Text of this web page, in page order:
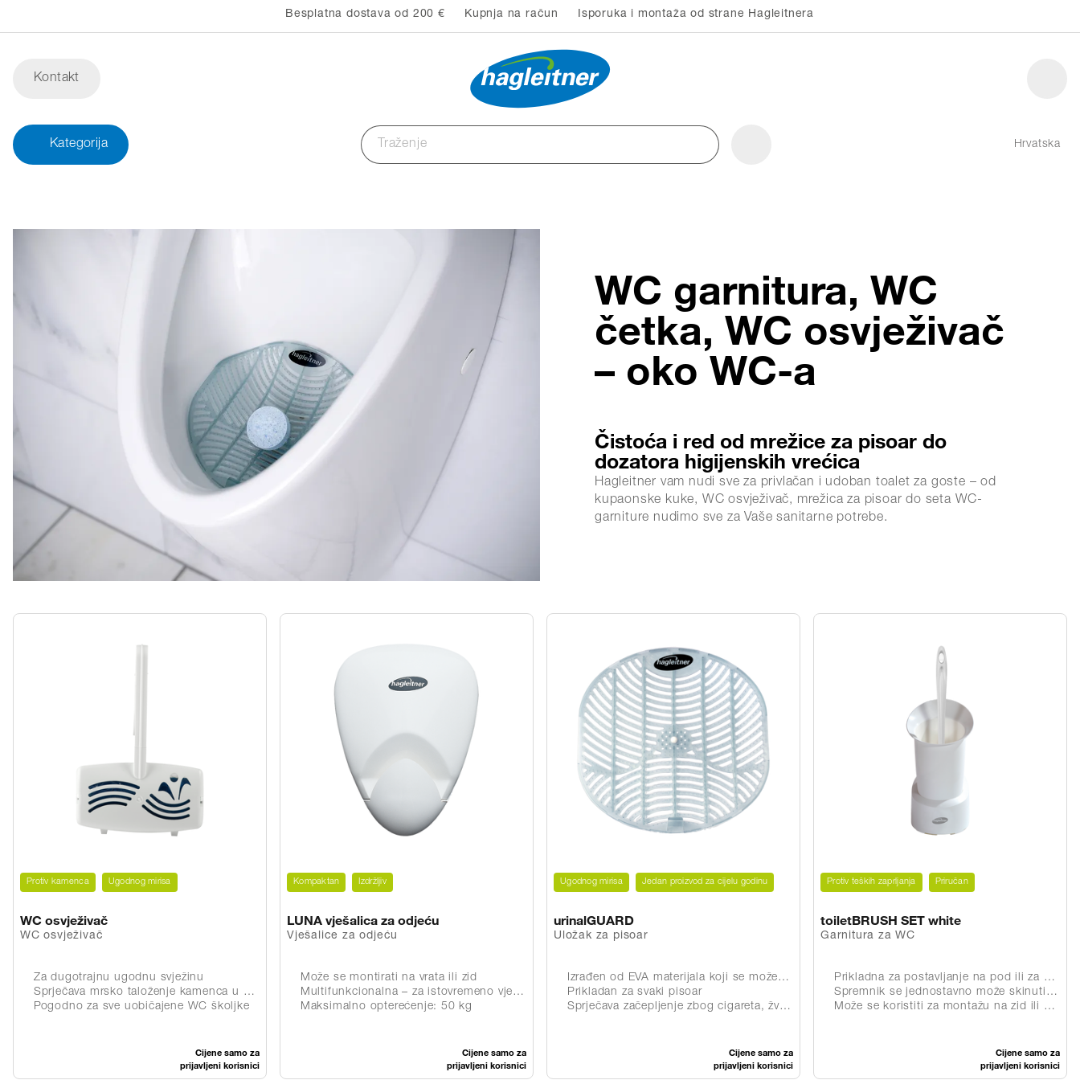
Besplatna dostava od 200 € Kupnja na račun Isporuka i montaža od strane Hagleitnera
Kontakt
Kategorija Hrvatska
WC garnitura, WC
četka, WC osvježivač
– oko WC-a
Čistoća i red od mrežice za pisoar do
dozatora higijenskih vrećica
Hagleitner vam nudi sve za privlačan i udoban toalet za goste – od
kupaonske kuke, WC osvježivač, mrežica za pisoar do seta WC-
garniture nudimo sve za Vaše sanitarne potrebe.
Protiv kamenca Ugodnog mirisa
WC osvježivač
WC osvježivač
Za dugotrajnu ugodnu svježinu
Sprječava mrsko taloženje kamenca u WC školjci
Pogodno za sve uobičajene WC školjke
Cijene samo za
prijavljeni korisnici
Kompaktan Izdržljiv
LUNA vješalica za odjeću
Vješalice za odjeću
Može se montirati na vrata ili zid
Multifunkcionalna – za istovremeno vješanje odjeće i torba
Maksimalno opterećenje: 50 kg
Cijene samo za
prijavljeni korisnici
Ugodnog mirisa Jedan proizvod za cijelu godinu
urinalGUARD
Uložak za pisoar
Izrađen od EVA materijala koji se može reciklirati
Prikladan za svaki pisoar
Sprječava začepljenje zbog cigareta, žvaka i sl.
Cijene samo za
prijavljeni korisnici
Protiv teških zaprljanja Priručan
toiletBRUSH SET white
Garnitura za WC
Prikladna za postavljanje na pod ili za montažu na zid
Spremnik se jednostavno može skinuti za čišćenje
Može se koristiti za montažu na zid ili kao stajaća garnitura
Cijene samo za
prijavljeni korisnici